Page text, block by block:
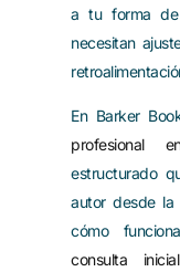
a tu forma de
necesitan
En Barker
profesional
estructurado
autor desde la
cómo
consulta